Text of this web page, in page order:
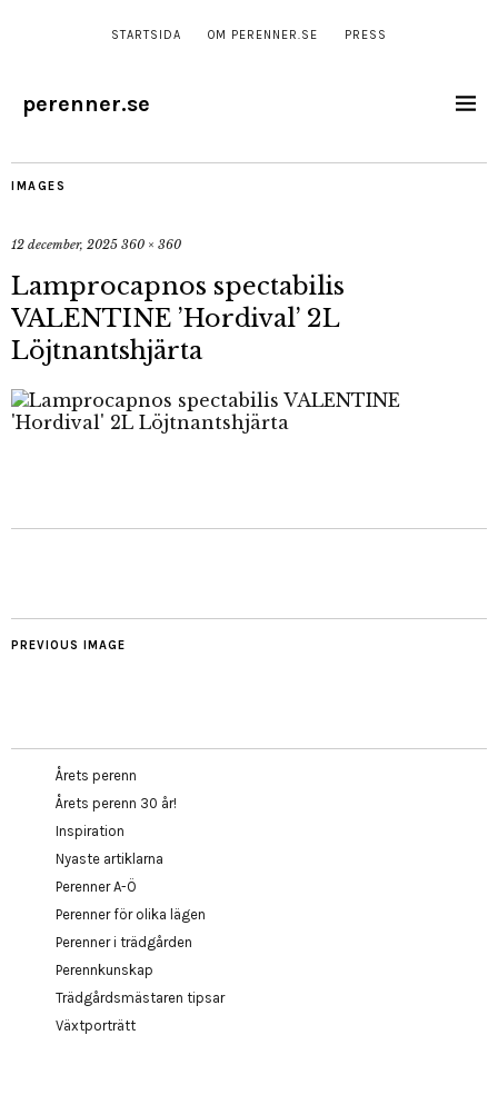
STARTSIDA OM PERENNER.SE PRESS
perenner.se
IMAGES
12 december, 2025 360 × 360
Lamprocapnos spectabilis
VALENTINE ’Hordival’ 2L
Löjtnantshjärta
PREVIOUS IMAGE
Årets perenn
Årets perenn 30 år!
Inspiration
Nyaste artiklarna
Perenner A-Ö
Perenner för olika lägen
Perenner i trädgården
Perennkunskap
Trädgårdsmästaren tipsar
Växtporträtt